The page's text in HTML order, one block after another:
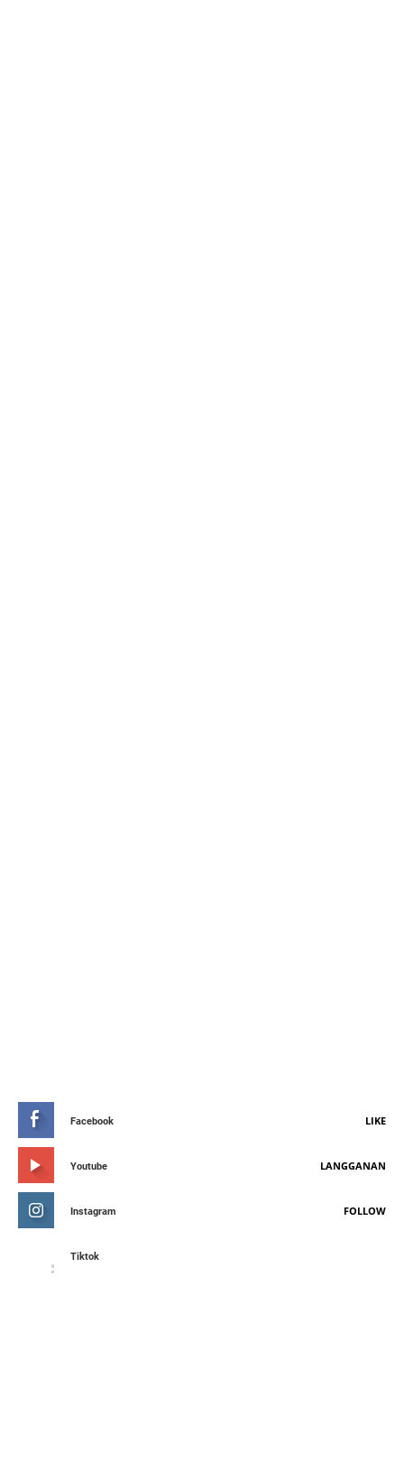
Facebook LIKE
Youtube LANGGANAN
Instagram FOLLOW
Tiktok